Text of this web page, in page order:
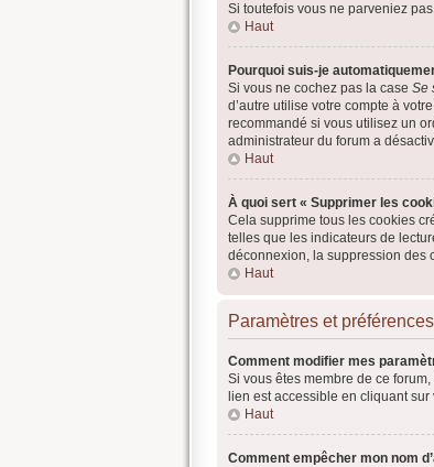
Si toutefois vous ne parveniez
Haut
Pourquoi suis-je
Si vous ne cochez pas la case Se
d’autre utilise votre compte à
recommandé si vous utilisez un
administrateur du forum a
Haut
À quoi sert « Supprimer les
Cela supprime tous les cookies
telles que les indicateurs de
déconnexion, la suppression des
Haut
Paramètres et
Comment modifier mes
Si vous êtes membre de ce
lien est accessible en cliquant
Haut
Comment empêcher mon nom